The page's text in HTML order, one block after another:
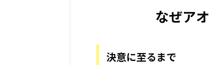
なぜア
決意に至るまで